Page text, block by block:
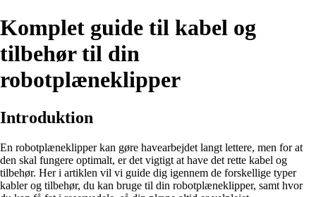
Komplet guide til kabel og
tilbehør til din
robotplæneklipper
Introduktion
En robotplæneklipper kan gøre havearbejdet langt lettere, men for at
den skal fungere optimalt, er det vigtigt at have det rette kabel og
tilbehør. Her i artiklen vil vi guide dig igennem de forskellige typer
kabler og tilbehør, du kan bruge til din robotplæneklipper, samt hvor